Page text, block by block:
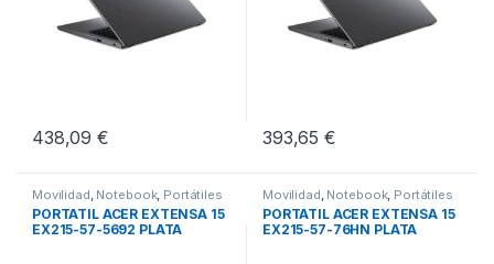
438,09€ 393,65€
Movilidad Notebook, Portátiles
PORTATIL ACER EXTENSA 15
EX215-57-5692 PLATA
Movilidad Notebook, Portátiles
PORTATIL ACER EXTENSA 15
EX215-57-76HN PLATA